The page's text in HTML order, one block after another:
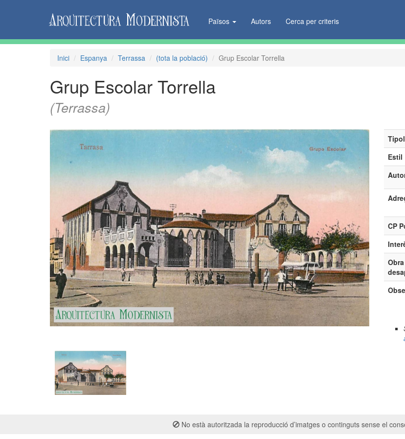
Països Autors Cerca per criteris
Inici Espanya Terrassa (tota la població) Grup Escolar Torrella
Grup Escolar Torrella
(Terrassa)
Estil
CP
Obra
No està autoritzada la reproducció d’imatges o continguts sense el